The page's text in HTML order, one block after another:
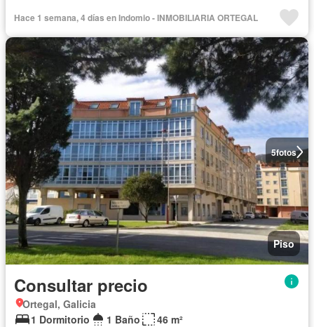
Hace 1 semana, 4 días en Indomio - INMOBILIARIA ORTEGAL
5fotos
Piso
Consultar precio
Ortegal, Galicia
1 Dormitorio
1 Baño 46 m²